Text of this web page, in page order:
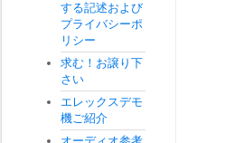
する記述および
プライバシーポ
リシー
求む！お譲り下
さい
エレックスデモ
機ご紹介